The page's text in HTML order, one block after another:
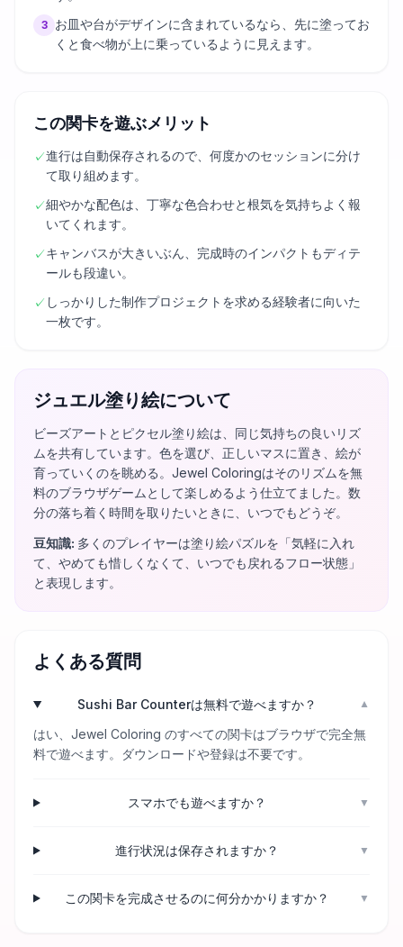
3
お皿や台がデザインに含まれているなら、先に塗ってお
くと食べ物が上に乗っているように見えます。
この関卡を遊ぶメリット
✓進行は自動保存されるので、何度かのセッションに分け
て取り組めます。
✓細やかな配色は、丁寧な色合わせと根気を気持ちよく報
いてくれます。
✓キャンバスが大きいぶん、完成時のインパクトもディテ
ールも段違い。
✓ しっかりした制作プロジェクトを求める経験者に向いた
一枚です。
ジュエル塗り絵について
ビーズアートとピクセル塗り絵は、同じ気持ちの良いリズ
ムを共有しています。色を選び、正しいマスに置き、絵が
育っていくのを眺める。Jewel Coloringはそのリズムを無
料のブラウザゲームとして楽しめるよう仕立てました。数
分の落ち着く時間を取りたいときに、いつでもどうぞ。
豆知識: 多くのプレイヤーは塗り絵パズルを「気軽に入れ
て、やめても惜しくなくて、いつでも戻れるフロー状態」
と表現します。
よくある質問
Sushi Bar Counterは無料で遊べますか？ ▼
はい、Jewel Coloring のすべての関卡はブラウザで完全無
料で遊べます。ダウンロードや登録は不要です。
スマホでも遊べますか？ ▼
進行状況は保存されますか？ ▼
この関卡を完成させるのに何分かかりますか？ ▼